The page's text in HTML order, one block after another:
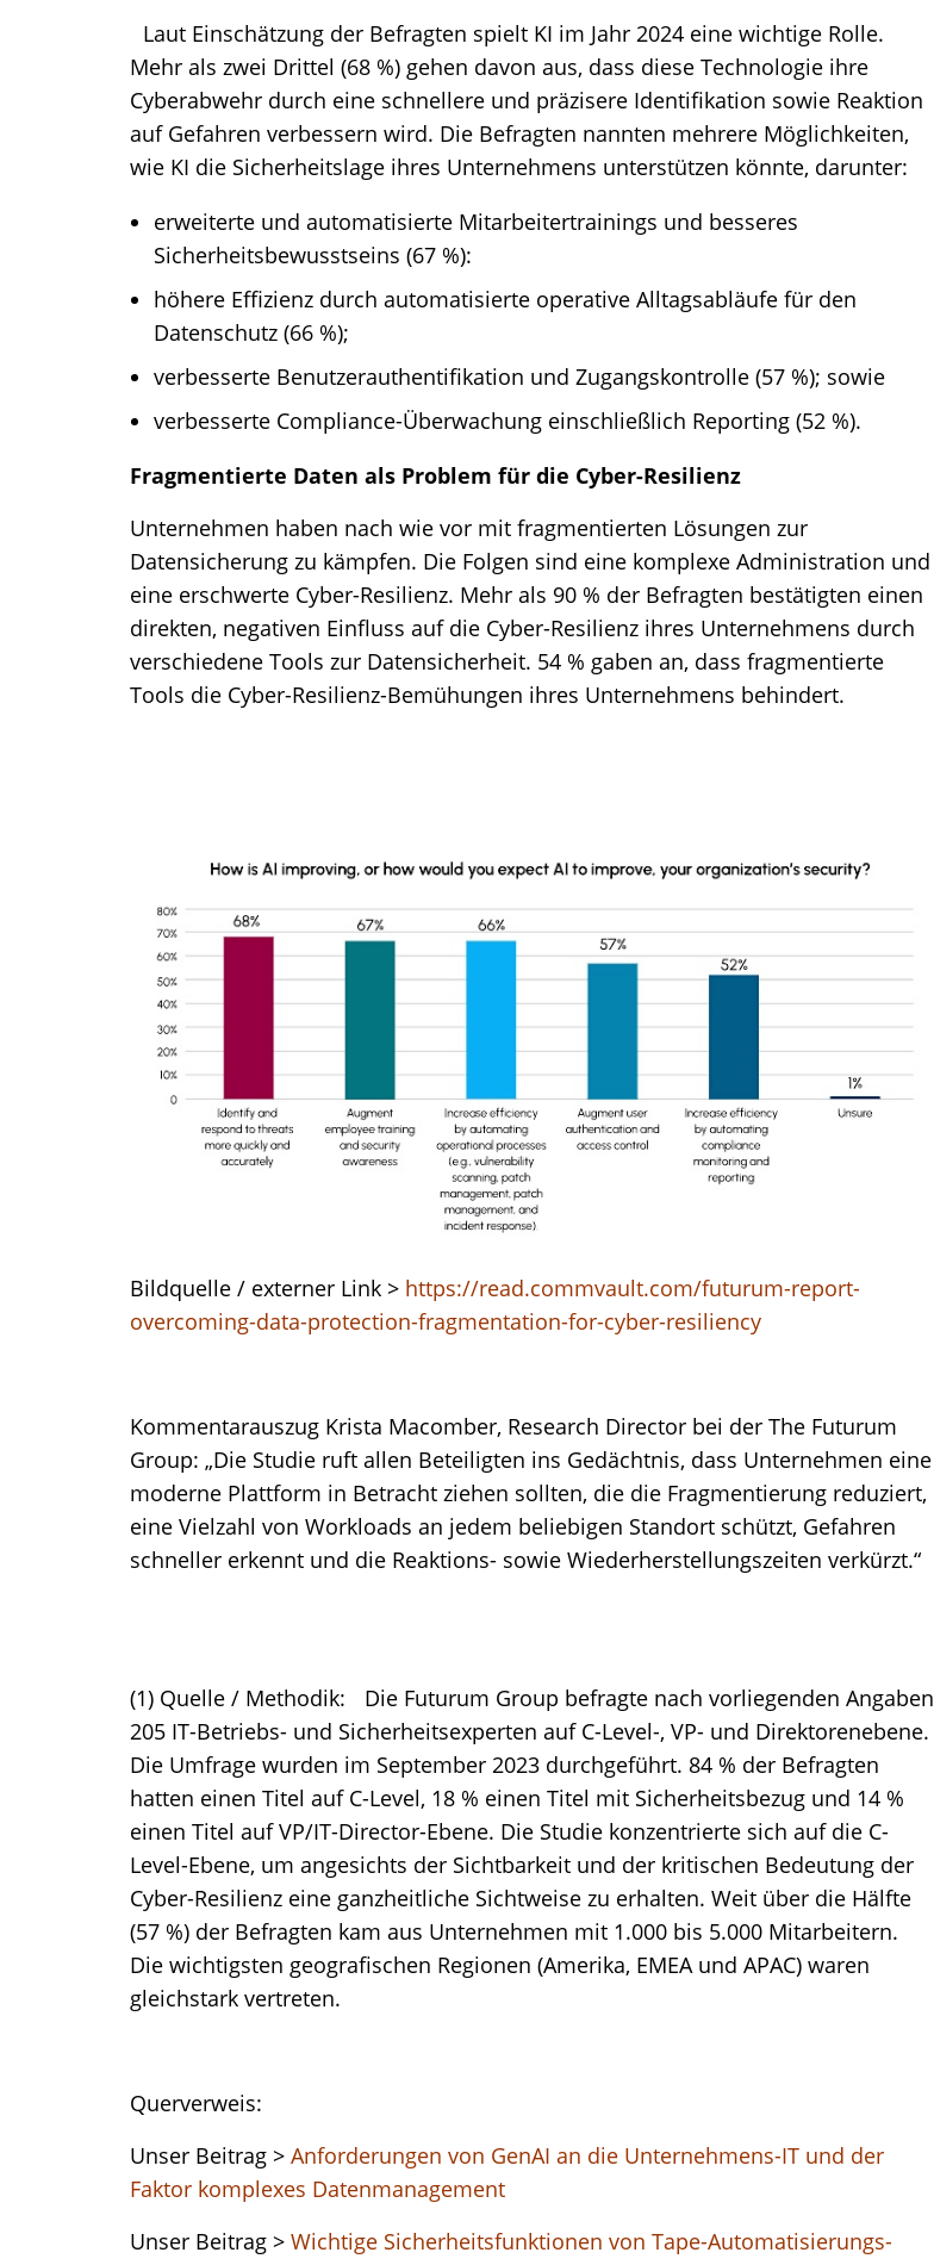
Laut Einschätzung der Befragten spielt KI im Jahr 2024 eine wichtige Rolle.
Mehr als zwei Drittel (68 %) gehen davon aus, dass diese Technologie ihre
Cyberabwehr durch eine schnellere und präzisere Identifikation sowie Reaktion
auf Gefahren verbessern wird. Die Befragten nannten mehrere Möglichkeiten,
wie KI die Sicherheitslage ihres Unternehmens unterstützen könnte, darunter:
erweiterte und automatisierte Mitarbeitertrainings und besseres
Sicherheitsbewusstseins (67 %):
höhere Effizienz durch automatisierte operative Alltagsabläufe für den
Datenschutz (66 %);
verbesserte Benutzerauthentifikation und Zugangskontrolle (57 %); sowie
verbesserte Compliance-Überwachung einschließlich Reporting (52 %).
Fragmentierte Daten als Problem für die Cyber-Resilienz
Unternehmen haben nach wie vor mit fragmentierten Lösungen zur
Datensicherung zu kämpfen. Die Folgen sind eine komplexe Administration und
eine erschwerte Cyber-Resilienz. Mehr als 90 % der Befragten bestätigten einen
direkten, negativen Einfluss auf die Cyber-Resilienz ihres Unternehmens durch
verschiedene Tools zur Datensicherheit. 54 % gaben an, dass fragmentierte
Tools die Cyber-Resilienz-Bemühungen ihres Unternehmens behindert.
Bildquelle / externer Link > https://read.commvault.com/futurum-report-
overcoming-data-protection-fragmentation-for-cyber-resiliency
Kommentarauszug Krista Macomber, Research Director bei der The Futurum
Group: „Die Studie ruft allen Beteiligten ins Gedächtnis, dass Unternehmen eine
moderne Plattform in Betracht ziehen sollten, die die Fragmentierung reduziert,
eine Vielzahl von Workloads an jedem beliebigen Standort schützt, Gefahren
schneller erkennt und die Reaktions- sowie Wiederherstellungszeiten verkürzt.“
(1) Quelle / Methodik: Die Futurum Group befragte nach vorliegenden Angaben
205 IT-Betriebs- und Sicherheitsexperten auf C-Level-, VP- und Direktorenebene.
Die Umfrage wurden im September 2023 durchgeführt. 84 % der Befragten
hatten einen Titel auf C-Level, 18 % einen Titel mit Sicherheitsbezug und 14 %
einen Titel auf VP/IT-Director-Ebene. Die Studie konzentrierte sich auf die C-
Level-Ebene, um angesichts der Sichtbarkeit und der kritischen Bedeutung der
Cyber-Resilienz eine ganzheitliche Sichtweise zu erhalten. Weit über die Hälfte
(57 %) der Befragten kam aus Unternehmen mit 1.000 bis 5.000 Mitarbeitern.
Die wichtigsten geografischen Regionen (Amerika, EMEA und APAC) waren
gleichstark vertreten.
Querverweis:
Unser Beitrag > Anforderungen von GenAI an die Unternehmens-IT und der
Faktor komplexes Datenmanagement
Unser Beitrag > Wichtige Sicherheitsfunktionen von Tape-Automatisierungs-